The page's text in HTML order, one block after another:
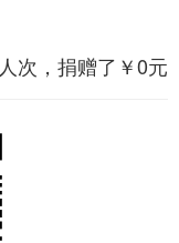
人次，捐赠了￥0元